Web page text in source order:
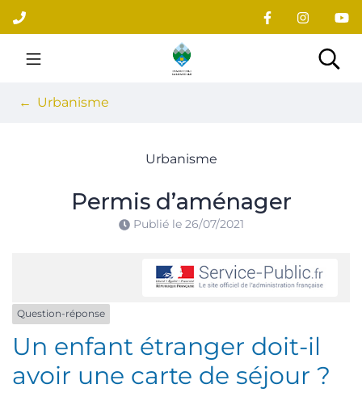
Aller
au
contenu
Site officiel du village
Urbanisme
Urbanisme
Permis d’aménager
Publié le 26/07/2021
Question-réponse
Un enfant étranger doit-il
avoir une carte de séjour ?